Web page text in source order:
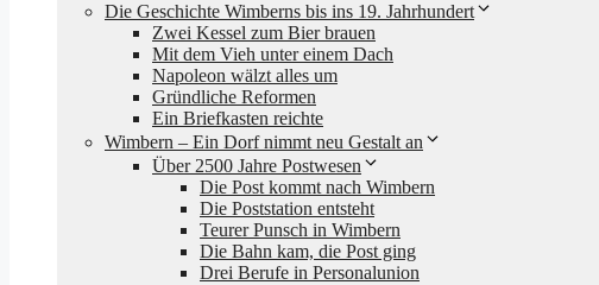
Die Geschichte Wimberns bis ins 19. Jahrhundert
Zwei Kessel zum Bier brauen
Mit dem Vieh unter einem Dach
Napoleon wälzt alles um
Gründliche Reformen
Ein Briefkasten reichte
Wimbern – Ein Dorf nimmt neu Gestalt an
Über 2500 Jahre Postwesen
Die Post kommt nach Wimbern
Die Poststation entsteht
Teurer Punsch in Wimbern
Die Bahn kam, die Post ging
Drei Berufe in Personalunion